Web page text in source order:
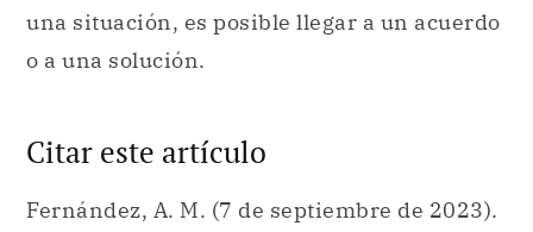
una situación, es posible llegar a un acuerdo
o a una solución.
Citar este artículo
Fernández, A. M. (7 de septiembre de 2023).